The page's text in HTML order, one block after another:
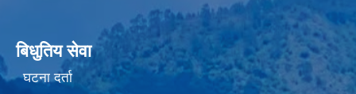
बिधुतिय सेवा
घटना दर्ता